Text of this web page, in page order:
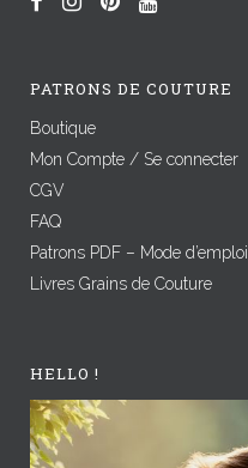
PATRONS DE COUTURE
Boutique
Mon Compte / Se connecter
CGV
FAQ
Patrons PDF – Mode d’emploi
Livres Grains de Couture
HELLO !